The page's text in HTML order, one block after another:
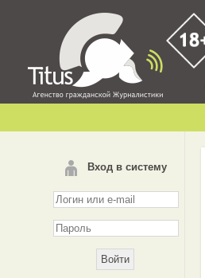
Вход в систему